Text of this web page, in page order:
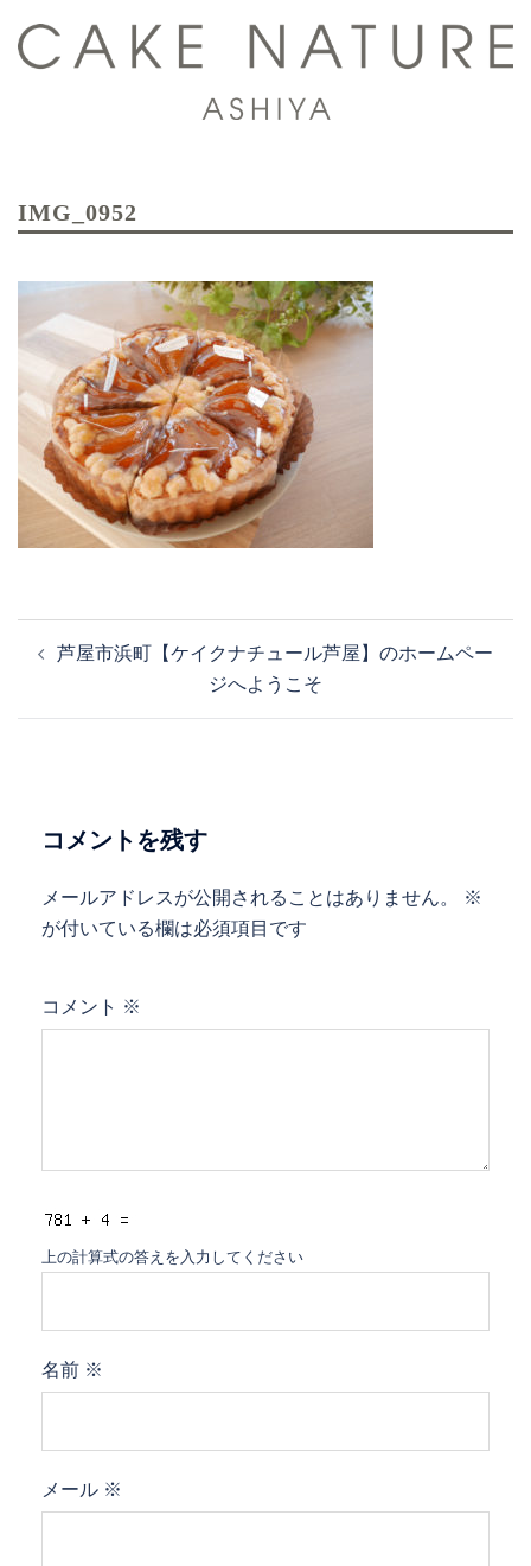
ュ
ー
IMG_0952
稿
シ
ン
芦屋市浜町【ケイクナチュール芦屋】のホームペー
ジへようこそ
コメントを残す
メールアドレスが公開されることはありません。
※
が付いている欄は必須項目です
コメント ※
上の計算式の答えを入力してください
名前 ※
メール ※